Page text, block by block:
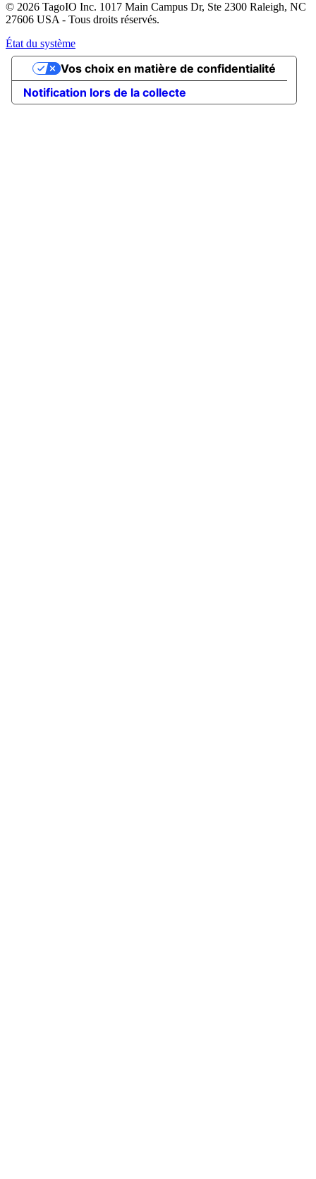
© 2026 TagoIO Inc. 1017 Main Campus Dr, Ste 2300 Raleigh, NC
27606 USA - Tous droits réservés.
État du système
Notification lors de la collecte
Vos choix en matière de confidentialité